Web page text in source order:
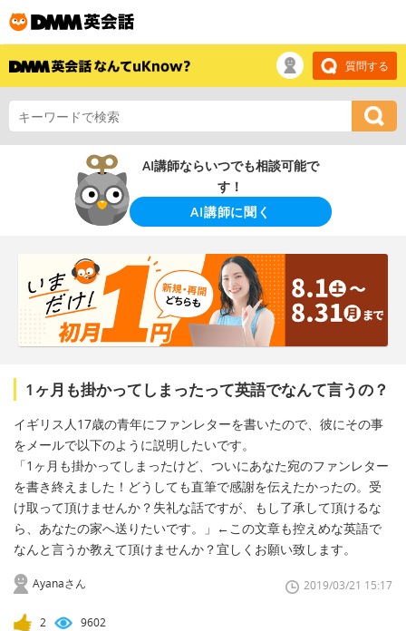
質問する
AI講師ならいつでも相談可能で
す！
AI講師に聞く
1ヶ月も掛かってしまったって英語でなんて言うの？
イギリス人17歳の青年にファンレターを書いたので、彼にその事
をメールで以下のように説明したいです。
「1ヶ月も掛かってしまったけど、ついにあなた宛のファンレター
を書き終えました！どうしても直筆で感謝を伝えたかったの。受
け取って頂けませんか？失礼な話ですが、もし了承して頂けるな
ら、あなたの家へ送りたいです。」←この文章も控えめな英語で
なんと言うか教えて頂けませんか？宜しくお願い致します。
Ayanaさん 2019/03/21 15:17
2 9602